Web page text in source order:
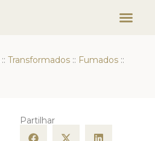
:: Transformados :: Fumados ::
Partilhar